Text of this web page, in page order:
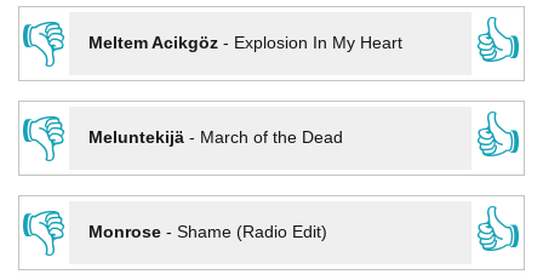
👎
Meltem Acikgöz- Explosion In My Heart
👍
👎
Meluntekijä- March of the Dead
👍
👎
Monrose- Shame (Radio Edit)
👍